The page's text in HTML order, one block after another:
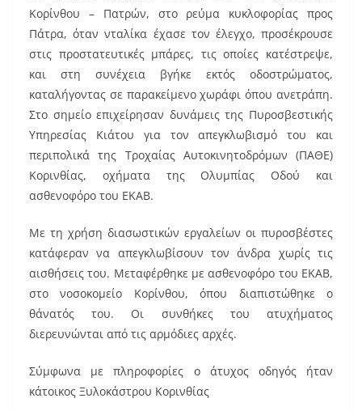
k
Κορίνθου – Πατρών, στο ρεύμα κυκλοφορίας προς
Πάτρα, όταν νταλίκα έχασε τον έλεγχο, προσέκρουσε
στις προστατευτικές μπάρες, τις οποίες κατέστρεψε,
και στη συνέχεια βγήκε εκτός οδοστρώματος,
καταλήγοντας σε παρακείμενο χωράφι όπου ανετράπη.
Στο σημείο επιχείρησαν δυνάμεις της Πυροσβεστικής
Υπηρεσίας Κιάτου για τον απεγκλωβισμό του και
περιπολικά της Τροχαίας Αυτοκινητοδρόμων (ΠΑΘΕ)
Κορινθίας, οχήματα της Ολυμπίας Οδού και
ασθενοφόρο του ΕΚΑΒ.
Με τη χρήση διασωστικών εργαλείων οι πυροσβέστες
κατάφεραν να απεγκλωβίσουν τον άνδρα χωρίς τις
αισθήσεις του. Μεταφέρθηκε με ασθενοφόρο του ΕΚΑΒ,
στο νοσοκομείο Κορίνθου, όπου διαπιστώθηκε ο
θάνατός του. Οι συνθήκες του ατυχήματος
διερευνώνται από τις αρμόδιες αρχές.
Σύμφωνα με πληροφορίες ο άτυχος οδηγός ήταν
κάτοικος Ξυλοκάστρου Κορινθίας